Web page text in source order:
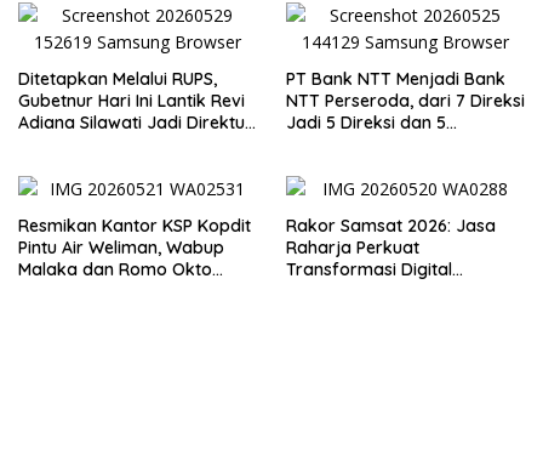
Samsat Rajabasa
Ditetapkan Melalui RUPS,
Gubetnur Hari Ini Lantik Revi
Adiana Silawati Jadi Direktur
PT Bank NTT Menjadi Bank
NTT Perseroda, dari 7 Direksi
Jadi 5 Direksi dan 5
Resmikan Kantor KSP Kopdit
Pintu Air Weliman, Wabup
Malaka dan Romo Okto
Rakor Samsat 2026: Jasa
Raharja Perkuat
Transformasi Digital